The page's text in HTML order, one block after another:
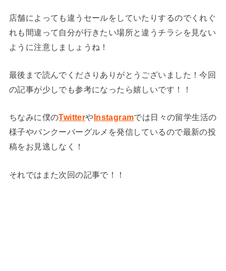
店舗によっても違うセールをしていたりするのでくれぐ
れも間違って自分が行きたい場所と違うチラシを見ない
ように注意しましょうね！
最後まで読んでくださりありがとうございました！今回
の記事が少しでも参考になったら嬉しいです！！
ちなみに僕のTwitterや Instagramでは日々の留学生活の
様子やバンクーバーグルメを発信しているので最新の投
稿をお見逃しなく！
それではまた次回の記事で！！